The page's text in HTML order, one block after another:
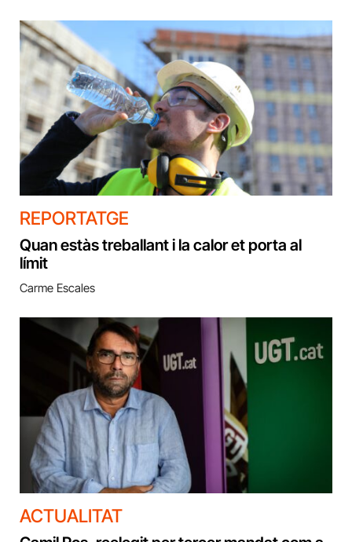
REPORTATGE
Quan estàs treballant i la calor et porta al
límit
Carme Escales
ACTUALITAT